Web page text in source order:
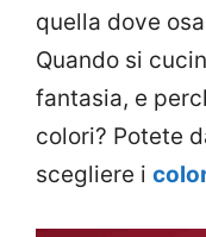
quella dove
Quando si
fantasia, e
colori? Potete
scegliere i